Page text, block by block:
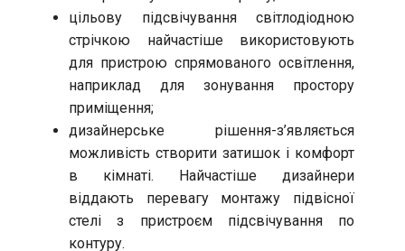
цільову підсвічування світлодіодною
стрічкою найчастіше використовують
для пристрою спрямованого освітлення,
наприклад для зонування простору
приміщення;
дизайнерське рішення-з’являється
можливість створити затишок і комфорт
в кімнаті. Найчастіше дизайнери
віддають перевагу монтажу підвісної
стелі з пристроєм підсвічування по
контуру.